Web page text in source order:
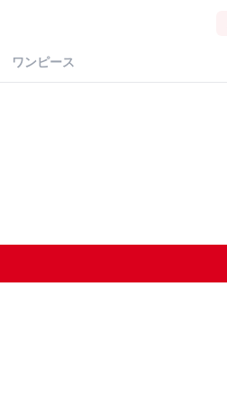
ワンピース